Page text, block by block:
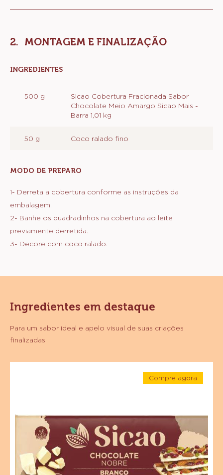
MONTAGEM E FINALIZAÇÃO
INGREDIENTES
FINALIZAÇÃO
500 g
Sicao Cobertura Fracionada Sabor
Chocolate Meio Amargo Sicao Mais -
Barra 1,01 kg
50 g Coco ralado fino
MODO DE PREPARO
E
1- Derreta a cobertura conforme as instruções da
embalagem.
2- Banhe os quadradinhos na cobertura ao leite
previamente derretida.
3- Decore com coco ralado.
Ingredientes em destaque
Para um sabor ideal e apelo visual de suas criações
finalizadas
Compre agora
-
-
Barra
1,01
kg